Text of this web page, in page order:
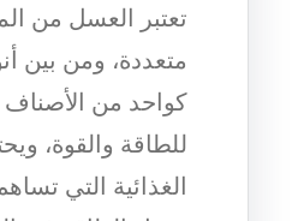
تعتبر العسل من
متعددة، ومن بين
كواحد من الأصناف
للطاقة والقوة،
الغذائية التي